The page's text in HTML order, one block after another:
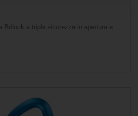
Brilock a tripla sicurezza in apertura e